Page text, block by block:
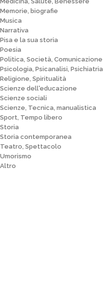
Memorie, biografie
Musica
Narrativa
Pisa e la sua storia
Poesia
Politica, Società, Comunicazione
Psicologia, Psicanalisi, Psichiatria
Religione, Spiritualità
Scienze dell'educazione
Scienze sociali
Scienze, Tecnica, manualistica
Sport, Tempo libero
Storia
Storia contemporanea
Teatro, Spettacolo
Umorismo
Altro